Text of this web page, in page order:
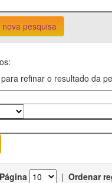
pesquisa
refinar o resultado da
| Ordenar